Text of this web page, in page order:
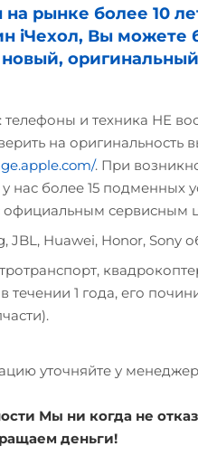
рынке более 10
iЧехол, Вы можете
оригинальный
и техника НЕ
на
. При
нас более 15 подменных
официальным сервисным
JBL, Huawei, Honor, Sony
течении 1 года, его
уточняйте у
Мы ни когда не
деньги!